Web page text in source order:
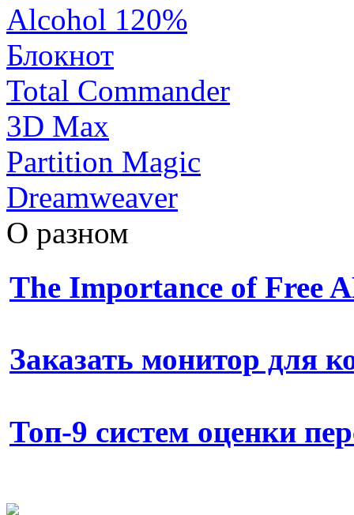
Alcohol 120%
Блокнот
Total Commander
3D Max
Partition Magic
Dreamweaver
О разном
The Importance of Free
Заказать монитор для
Топ-9 систем оценки